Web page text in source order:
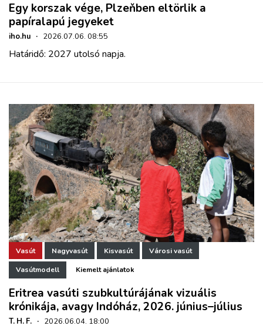
Egy korszak vége, Plzeňben eltörlik a
papíralapú jegyeket
iho.hu · 2026.07.06. 08:55
Határidő: 2027 utolsó napja.
Vasút Nagyvasút Kisvasút Városi vasút
Vasútmodell Kiemelt ajánlatok
Eritrea vasúti szubkultúrájának vizuális
krónikája, avagy Indóház, 2026. június–július
T. H. F. · 2026.06.04. 18:00